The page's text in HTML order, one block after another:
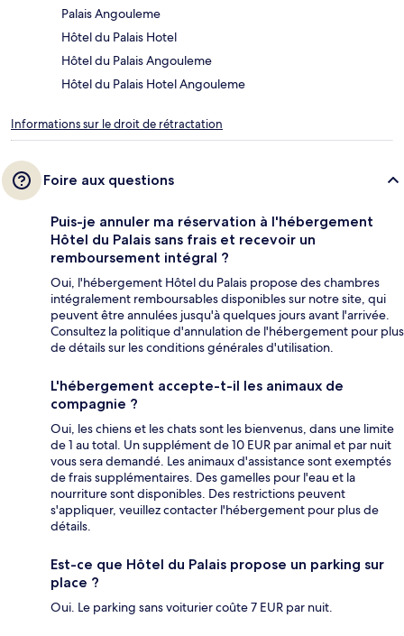
Palais Angouleme
Hôtel du Palais Hotel
Hôtel du Palais Angouleme
Hôtel du Palais Hotel Angouleme
Informations sur le droit de rétractation
Foire aux questions
Puis-je annuler ma réservation à l'hébergement
Hôtel du Palais sans frais et recevoir un
remboursement intégral ?
Oui, l'hébergement Hôtel du Palais propose des chambres
intégralement remboursables disponibles sur notre site, qui
peuvent être annulées jusqu'à quelques jours avant l'arrivée.
Consultez la politique d'annulation de l'hébergement pour plus
de détails sur les conditions générales d'utilisation.
L'hébergement accepte-t-il les animaux de
compagnie ?
Oui, les chiens et les chats sont les bienvenus, dans une limite
de 1 au total. Un supplément de 10 EUR par animal et par nuit
vous sera demandé. Les animaux d'assistance sont exemptés
de frais supplémentaires. Des gamelles pour l'eau et la
nourriture sont disponibles. Des restrictions peuvent
s'appliquer, veuillez contacter l'hébergement pour plus de
détails.
Est-ce que Hôtel du Palais propose un parking sur
place ?
Oui. Le parking sans voiturier coûte 7 EUR par nuit.